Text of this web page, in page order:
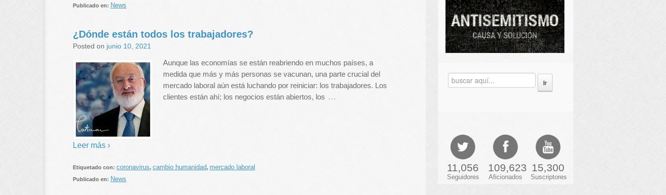
Publicado en: News
¿Dónde están todos los trabajadores?
Posted on junio 10, 2021
Aunque las economías se están reabriendo en muchos países, a
medida que más y más personas se vacunan, una parte crucial del
mercado laboral aún está luchando por reiniciar: los trabajadores. Los
clientes están ahí; los negocios están abiertos, los …
Leer más ›
Etiquetado con: coronavirus, cambio humanidad, mercado laboral
Publicado en: News
11,056
Seguidores
109,623
Aficionados
15,300
Suscriptores